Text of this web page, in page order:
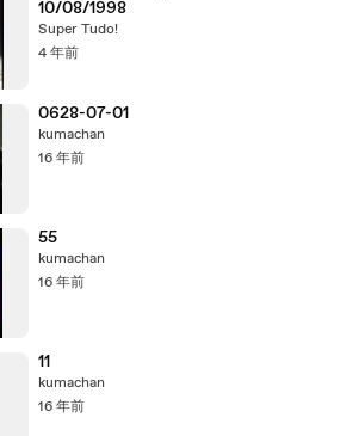
10/08/1998
Super Tudo!
4 年前
0628-07-01
kumachan
16 年前
55
kumachan
16 年前
11
kumachan
16 年前